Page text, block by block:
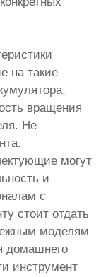
на такие
вращения
Не
могут
и
с
стоит отдать
моделям
домашнего
инструмент